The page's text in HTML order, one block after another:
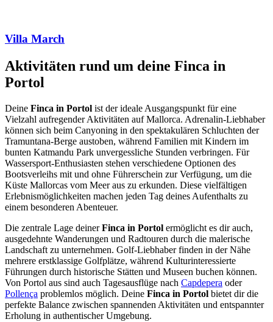
Villa March
Aktivitäten rund um deine Finca in
Portol
Deine Finca in Portol ist der ideale Ausgangspunkt für eine
Vielzahl aufregender Aktivitäten auf Mallorca. Adrenalin-Liebhaber
können sich beim Canyoning in den spektakulären Schluchten der
Tramuntana-Berge austoben, während Familien mit Kindern im
bunten Katmandu Park unvergessliche Stunden verbringen. Für
Wassersport-Enthusiasten stehen verschiedene Optionen des
Bootsverleihs mit und ohne Führerschein zur Verfügung, um die
Küste Mallorcas vom Meer aus zu erkunden. Diese vielfältigen
Erlebnismöglichkeiten machen jeden Tag deines Aufenthalts zu
einem besonderen Abenteuer.
Die zentrale Lage deinerFinca in Portol ermöglicht es dir auch,
ausgedehnte Wanderungen und Radtouren durch die malerische
Landschaft zu unternehmen. Golf-Liebhaber finden in der Nähe
mehrere erstklassige Golfplätze, während Kulturinteressierte
Führungen durch historische Stätten und Museen buchen können.
Von Portol aus sind auch Tagesausflüge nach Capdepera oder
Pollença problemlos möglich. Deine Finca in Portol bietet dir die
perfekte Balance zwischen spannenden Aktivitäten und entspannter
Erholung in authentischer Umgebung.